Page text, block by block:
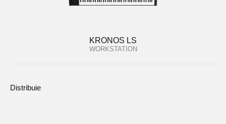
KRONOS LS
WORKSTATION
Distribuie